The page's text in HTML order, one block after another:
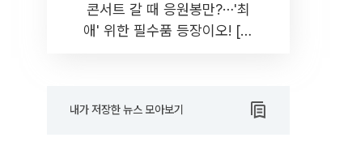
콘서트 갈 때 응원봉만?⋯'최
애' 위한 필수품 등장이오! [솔
내가 저장한 뉴스 모아보기